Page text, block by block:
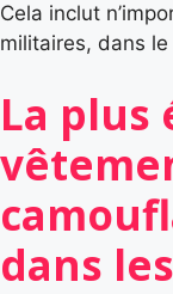
Cela inclut
militaires, dans
La plus
dans